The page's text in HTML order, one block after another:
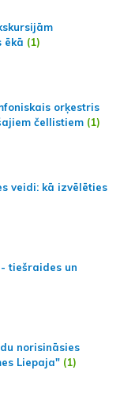
ēkā (1)
orķestris
čellistiem (1)
veidi: kā izvēlēties
tiešraides un
norisināsies
Liepaja" (1)